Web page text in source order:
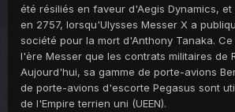
été résiliés en faveur d'Aegis Dynamics,
en 2757, lorsqu'Ulysses Messer X a
société pour la mort d'Anthony Tanaka.
l'ère Messer que les contrats militaires de
Aujourd'hui, sa gamme de porte-avions
de porte-avions d'escorte Pegasus sont
de l'Empire terrien uni (UEEN).